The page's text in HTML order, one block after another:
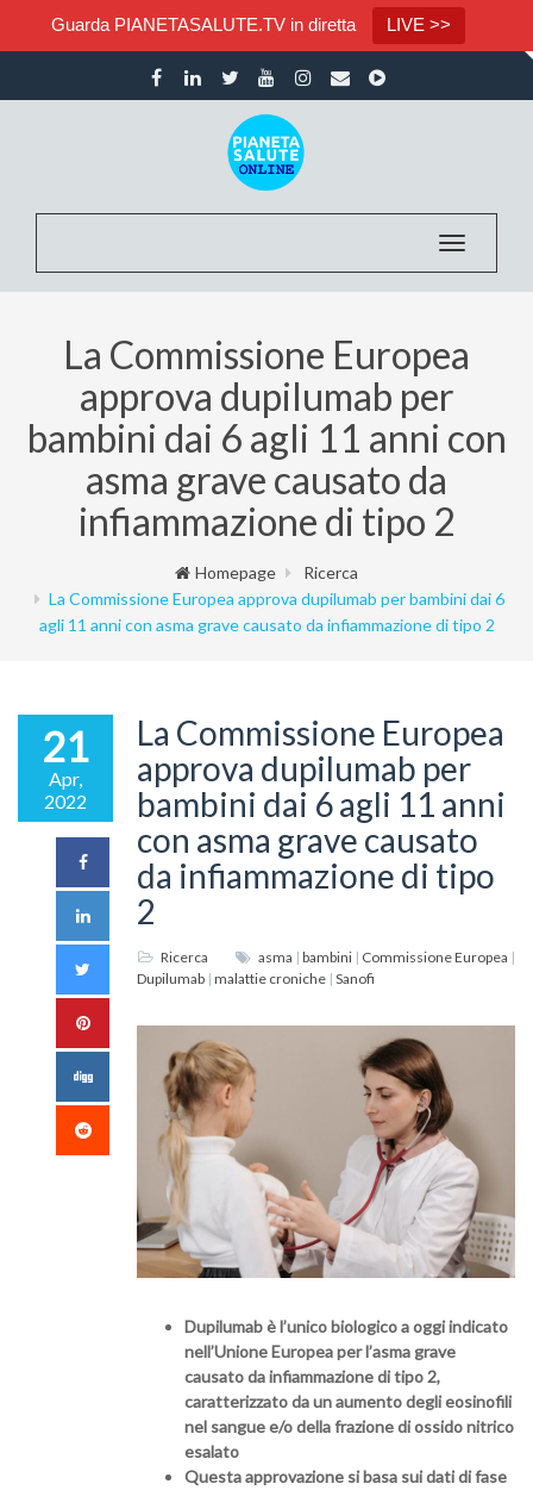
Guarda PIANETASALUTE.TV in diretta LIVE >>
Toggle
La Commissione Europea
approva dupilumab per
bambini dai 6 agli 11 anni con
asma grave causato da
infiammazione di tipo 2
Homepage
Ricerca
La Commissione Europea approva dupilumab per bambini dai 6
agli 11 anni con asma grave causato da infiammazione di tipo 2
21
Apr,
2022
La Commissione Europea
approva dupilumab per
bambini dai 6 agli 11 anni
con asma grave causato
da infiammazione di tipo
2
Ricerca asma | bambini | Commissione Europea |
Dupilumab | malattie croniche | Sanofi
Dupilumab è l’unico biologico a oggi indicato
nell’Unione Europea per l’asma grave
causato da infiammazione di tipo 2,
caratterizzato da un aumento degli eosinofili
nel sangue e/o della frazione di ossido nitrico
esalato
Questa approvazione si basa sui dati di fase